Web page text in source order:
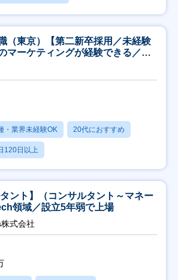
（東京）【第二新卒採用／未経験
マーケティングが経験できる／研
・業界未経験OK 20代におすすめ
120日以上
タント】（コンサルタント～マネー
領域／設立5年弱で上場
式会社